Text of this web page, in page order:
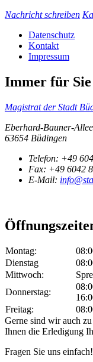
Nachricht schreiben
Datenschutz
Kontakt
Impressum
Immer für Sie
Magistrat der Stadt
Eberhard-Bauner-
63654 Büdingen
Telefon: +49
Fax: +49 6042
E-Mail:
Montag:
Dienstag
Mittwoch:
Donnerstag:
Freitag:
Gerne sind wir auch
Ihnen die Erledigung
Fragen Sie uns einfach!